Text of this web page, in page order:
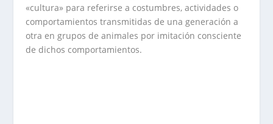
«cultura» para referirse a costumbres, actividades o
comportamientos transmitidas de una generación a
otra en grupos de animales por imitación consciente
de dichos comportamientos.